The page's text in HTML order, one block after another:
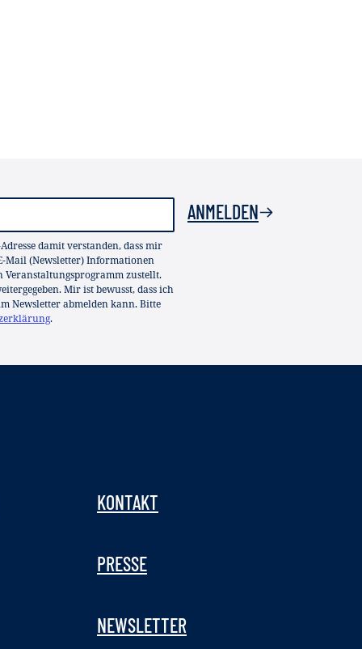
damit verstanden, dass mir
Mail (Newsletter) Informationen
Veranstaltungsprogramm zustellt.
Mir ist bewusst, dass ich
Newsletter abmelden kann. Bitte
.
ANMELDEN
KONTAKT
PRESSE
NEWSLETTER